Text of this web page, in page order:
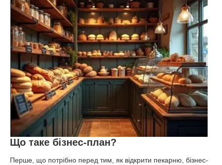
Що таке бізнес-план?
Перше, що потрібно перед тим, як відкрити пекарню, бізнес-